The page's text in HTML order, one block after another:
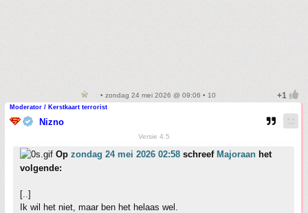
• zondag 24 mei 2026 @ 09:06 • 10
Moderator / Kerstkaart terrorist
Nizno
Versie 4.5
Op zondag 24 mei 2026 02:58 schreef Majoraan het
volgende:
[..]
Ik wil het niet, maar ben het helaas wel.